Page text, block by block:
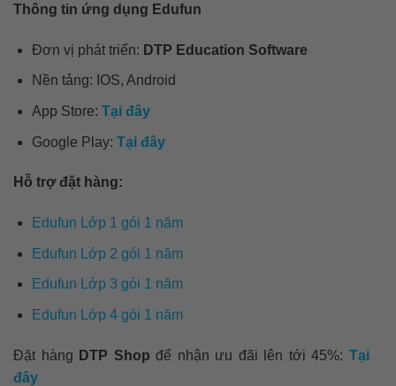
Thông tin ứng dụng Edufun
Đơn vị phát triển: DTP Education Software
Nền tảng: IOS, Android
App Store: Tại đây
Google Play: Tại đây
Hỗ trợ đặt hàng:
Edufun Lớp 1 gói 1 năm
Edufun Lớp 2 gói 1 năm
Edufun Lớp 3 gói 1 năm
Edufun Lớp 4 gói 1 năm
Đặt hàng DTP Shop để nhận ưu đãi lên tới 45%:Tại
đây